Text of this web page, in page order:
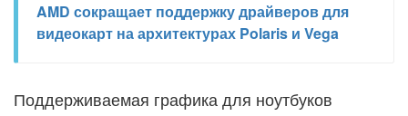
AMD сокращает поддержку драйверов для
видеокарт на архитектурах Polaris и Vega
Поддерживаемая графика для ноутбуков